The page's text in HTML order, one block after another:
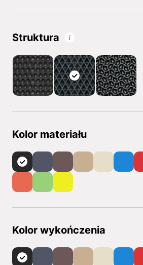
Struktura
Kolor materiału
Kolor wykończenia